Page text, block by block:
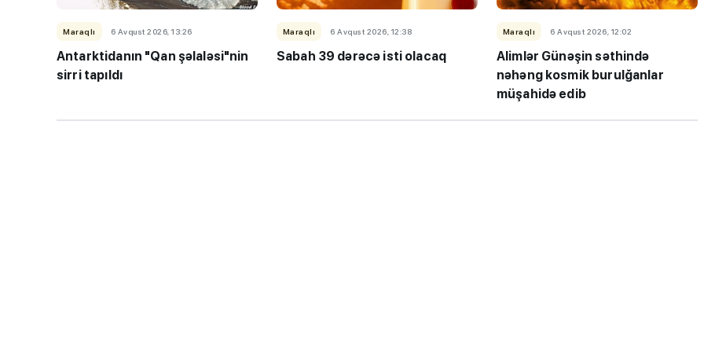
Maraqlı 6 Avqust 2026, 13:26
Antarktidanın "Qan şəlaləsi"nin
sirri tapıldı
Maraqlı 6 Avqust 2026, 12:38
Sabah 39 dərəcə isti olacaq
Maraqlı 6 Avqust 2026, 12:02
Alimlər Günəşin səthində
nəhəng kosmik burulğanlar
müşahidə edib